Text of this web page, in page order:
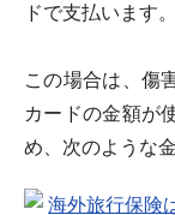
ドで支払います。
この場合は、傷
カードの金額が
め、次のような